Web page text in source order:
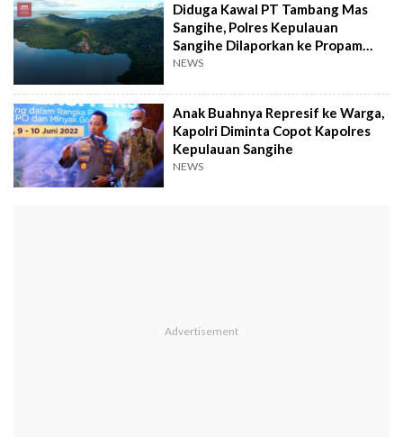
Diduga Kawal PT Tambang Mas
Sangihe, Polres Kepulauan
Sangihe Dilaporkan ke Propam
Polri
NEWS
Anak Buahnya Represif ke Warga,
Kapolri Diminta Copot Kapolres
Kepulauan Sangihe
NEWS